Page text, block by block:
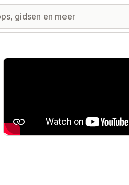
Galerij met uitgelichte afbeeldingen